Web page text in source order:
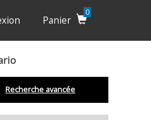
Panier
0
Recherche avancée